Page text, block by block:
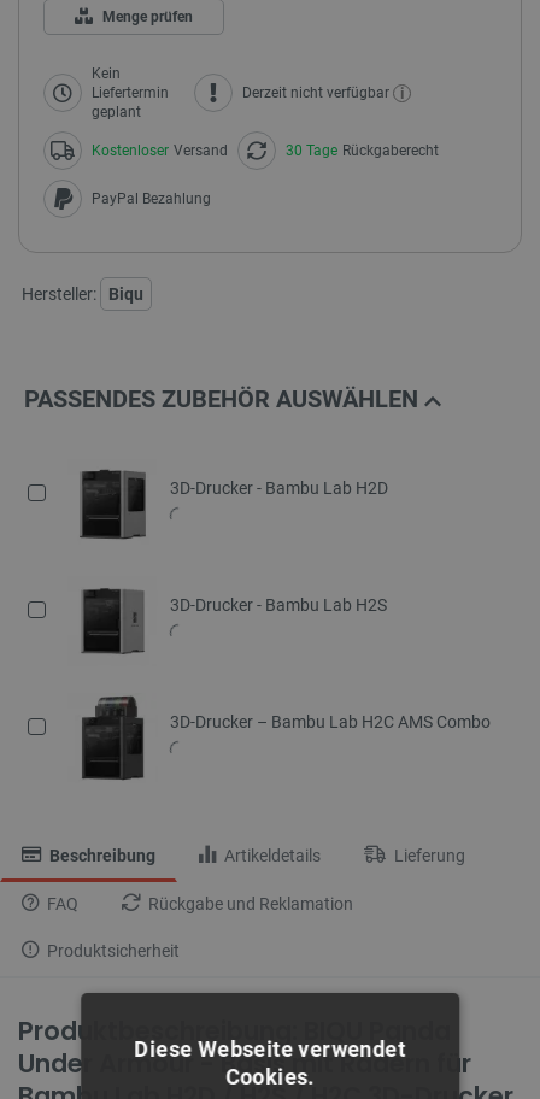
Menge prüfen
Kein
Liefertermin
geplant
Derzeit nicht verfügbar i
Kostenloser Versand 30 Tage Rückgaberecht
PayPal Bezahlung
Hersteller: Biqu
PASSENDES ZUBEHÖR AUSWÄHLEN
3D-Drucker - Bambu Lab H2D
3D-Drucker - Bambu Lab H2S
3D-Drucker – Bambu Lab H2C AMS Combo
Beschreibung Artikeldetails Lieferung
FAQ Rückgabe und Reklamation
Produktsicherheit
Produktbeschreibung: BIQU Panda
Under Armour - Basis mit Rädern für
Diese Webseite verwendet
Cookies.